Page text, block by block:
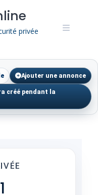
privée
Ajouter une annonce
créé pendant la